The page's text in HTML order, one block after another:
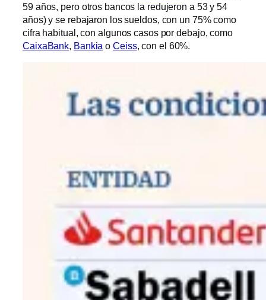
59 años, pero otros bancos la redujeron a 53 y 54
años) y se rebajaron los sueldos, con un 75% como
cifra habitual, con algunos casos por debajo, como
CaixaBank, Bankia oCeiss, con el 60%.